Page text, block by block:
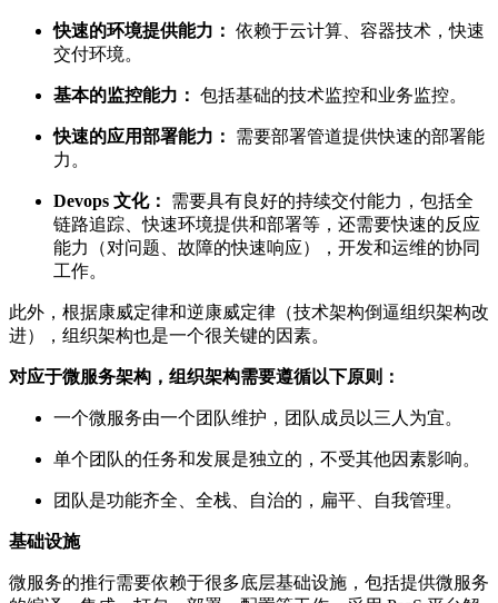
快速的环境提供能力： 依赖于云计算、容器技术，快速
交付环境。
基本的监控能力： 包括基础的技术监控和业务监控。
快速的应用部署能力：
需要部署管道提供快速的部署能
力。
Devops 文化：
需要具有良好的持续交付能力，包括全
链路追踪、快速环境提供和部署等，还需要快速的反应
能力（对问题、故障的快速响应），开发和运维的协同
工作。
此外，根据康威定律和逆康威定律（技术架构倒逼组织架构改
进），组织架构也是一个很关键的因素。
对应于微服务架构，组织架构需要遵循以下原则：
一个微服务由一个团队维护，团队成员以三人为宜。
单个团队的任务和发展是独立的，不受其他因素影响。
团队是功能齐全、全栈、自治的，扁平、自我管理。
基础设施
微服务的推行需要依赖于很多底层基础设施，包括提供微服务